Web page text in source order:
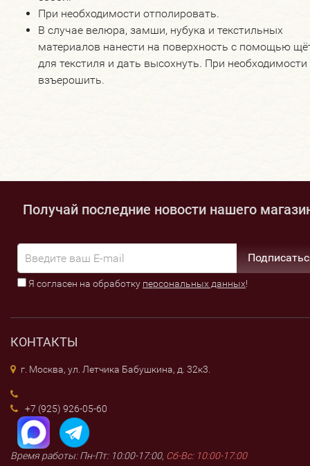
При необходимости отполировать.
В случае велюра, замши, нубука и текстильных
материалов нанести на поверхность с помощью
для текстиля и дать высохнуть. При необходимости
взъерошить.
Получай последние новости нашего
Я согласен на обработку персональных данных!
КОНТАКТЫ
г. Москва, ул. Летчика Бабушкина, д. 32к3.
+7 (925) 926-05-60
Время работы: Пн-Пт: 10:00-17:00, Сб-Вс: 10:00-17:00